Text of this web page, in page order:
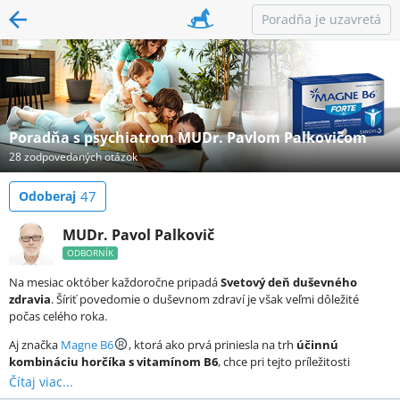
Poradňa je uzavretá
Poradňa s psychiatrom MUDr. Pavlom Palkovičom
28 zodpovedaných otázok
MUDr. Pavol Palkovič
ODBORNÍK
Odoberaj 47
Na mesiac október každoročne pripadáSvetový deň duševného
zdravia. Šíriť povedomie o duševnom zdraví je však veľmi dôležité
počas celého roka.
Aj značka Magne B6 , ktorá ako prvá priniesla na trh účinnú
kombináciu horčíka s vitamínom B6, chce pri tejto príležitosti
prispieť k zvýšeniu povedomia
ovplyvňuje náš každodenný život.
Čítaj viac...